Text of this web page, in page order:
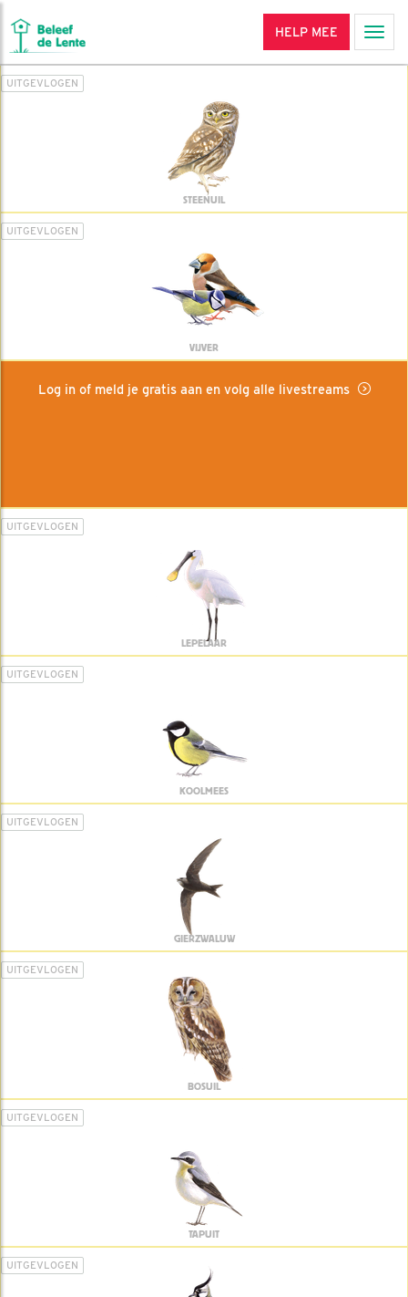
HELP MEE
UITGEVLOGEN
STEENUIL
UITGEVLOGEN
VIJVER
Log in of meld je gratis aan en volg alle livestreams
UITGEVLOGEN
LEPELAAR
UITGEVLOGEN
KOOLMEES
UITGEVLOGEN
GIERZWALUW
UITGEVLOGEN
BOSUIL
UITGEVLOGEN
TAPUIT
UITGEVLOGEN